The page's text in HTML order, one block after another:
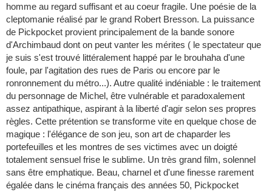
homme au regard suffisant et au coeur fragile. Une poésie de la
cleptomanie réalisé par le grand Robert Bresson. La puissance
de Pickpocket provient principalement de la bande sonore
d'Archimbaud dont on peut vanter les mérites ( le spectateur que
je suis s'est trouvé littéralement happé par le brouhaha d'une
foule, par l'agitation des rues de Paris ou encore par le
ronronnement du métro...). Autre qualité indéniable : le traitement
du personnage de Michel, être vulnérable et paradoxalement
assez antipathique, aspirant à la liberté d'agir selon ses propres
règles. Cette prétention se transforme vite en quelque chose de
magique : l'élégance de son jeu, son art de chaparder les
portefeuilles et les montres de ses victimes avec un doigté
totalement sensuel frise le sublime. Un très grand film, solennel
sans être emphatique. Beau, charnel et d'une finesse rarement
égalée dans le cinéma français des années 50, Pickpocket